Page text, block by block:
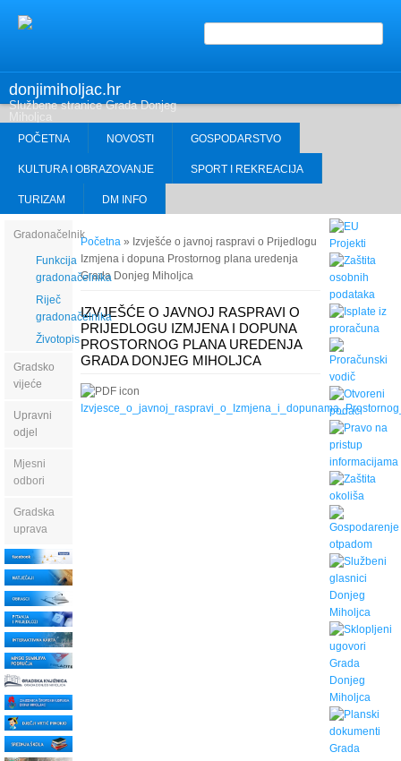
donjimiholjac.hr
Službene stranice Grada Donjeg
Miholjca
Obrazac pretrage
POČETNA NOVOSTI GOSPODARSTVO
KULTURA I OBRAZOVANJE SPORT I REKREACIJA
TURIZAM DM INFO
Vi ste ovdje
Početna» Izvješće o javnoj raspravi o Prijedlogu
Izmjena i dopuna Prostornog plana uredenja
Grada Donjeg Miholjca
IZVJEŠĆE O JAVNOJ RASPRAVI O
PRIJEDLOGU IZMJENA I DOPUNA
PROSTORNOG PLANA UREDENJA
GRADA DONJEG MIHOLJCA
Gradonačelnik
Funkcija
gradonačelnika
Riječ
gradonačelnika
Životopis
Gradsko
vijeće
Upravni
odjel
Mjesni
odbori
Gradska
uprava